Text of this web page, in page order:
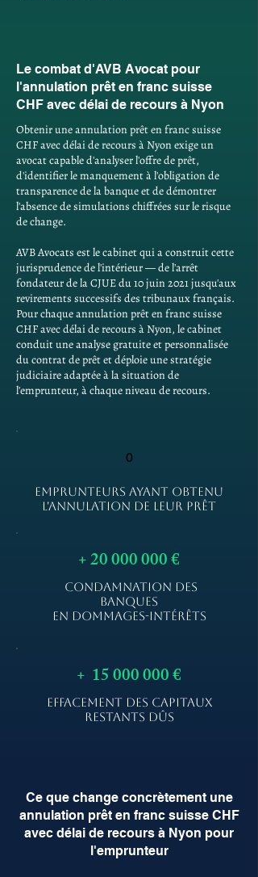
Le combat d'AVB Avocat pour
l'annulation prêt en franc suisse
CHF avec délai de recours à Nyon
Obtenir une annulation prêt en franc suisse
CHF avec délai de recours à Nyon exige un
avocat capable d'analyser l'offre de prêt,
d'identifier le manquement à l'obligation de
transparence de la banque et de démontrer
l'absence de simulations chiffrées sur le risque
de change.
AVB Avocats est le cabinet qui a construit cette
jurisprudence de l'intérieur — de l'arrêt
fondateur de la CJUE du 10 juin 2021 jusqu'aux
revirements successifs des tribunaux français.
Pour chaque annulation prêt en franc suisse
CHF avec délai de recours à Nyon, le cabinet
conduit une analyse gratuite et personnalisée
du contrat de prêt et déploie une stratégie
judiciaire adaptée à la situation de
l'emprunteur, à chaque niveau de recours.
0
EMPRUNTEURS AYANT OBTENU
L'ANNULATION DE LEUR PRÊT
+20 000 000€
CONDAMNATION DES
BANQUES
EN DOMMAGES-INTÉRÊTS
+ 15 000 000€
EFFACEMENT DES CAPITAUX
RESTANTS DÛS
Ce que change concrètement une
annulation prêt en franc suisse CHF
avec délai de recours à Nyon pour
l'emprunteur